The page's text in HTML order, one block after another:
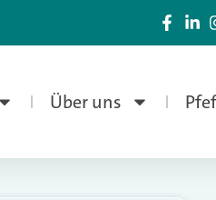
Über uns